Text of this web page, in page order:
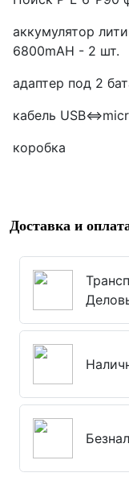
аккумулятор
6800mAH - 2 шт.
адаптер под 2
кабель
коробка
Доставка и